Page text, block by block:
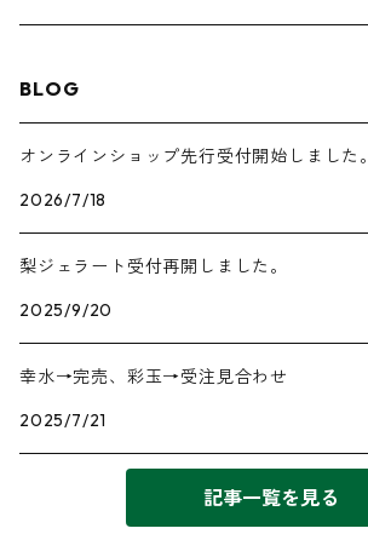
Ｌサイズ
ＸＬサイズ
BLOG
オンラインショップ先行受付開始しました。
2026/7/18
梨ジェラート受付再開しました。
2025/9/20
幸水→完売、彩玉→受注見合わせ
2025/7/21
記事一覧を見る